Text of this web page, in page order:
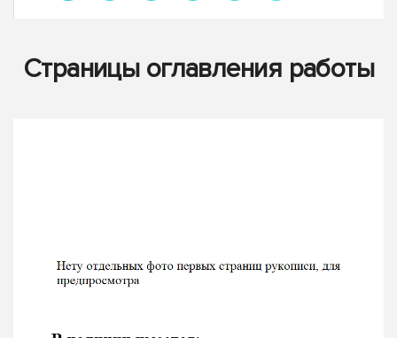
Страницы оглавления работы